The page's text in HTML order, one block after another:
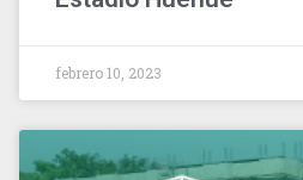
febrero 10, 2023